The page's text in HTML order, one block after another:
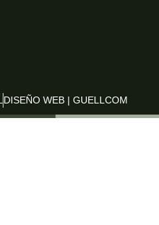
DISEÑO WEB | GUELLCOM